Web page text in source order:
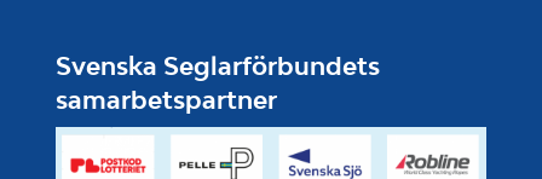
Svenska Seglarförbundets
samarbetspartner